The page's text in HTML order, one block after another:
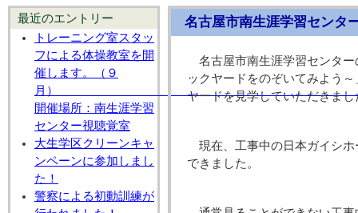
最近のエントリー
トレーニング室スタッ
フによる体操教室を開
催します。（９
月
開催場所：南生涯学習
センター視聴覚室
大生学区クリーンキャ
ンペーンに参加しまし
た！
警察による初動訓練が
名古屋市南生涯学習センタ
名古屋市南生涯学習センタ
ックヤードをのぞいてみよう
ヤードを見学していただきまし
現在、工事中の日本ガイシ
できました。